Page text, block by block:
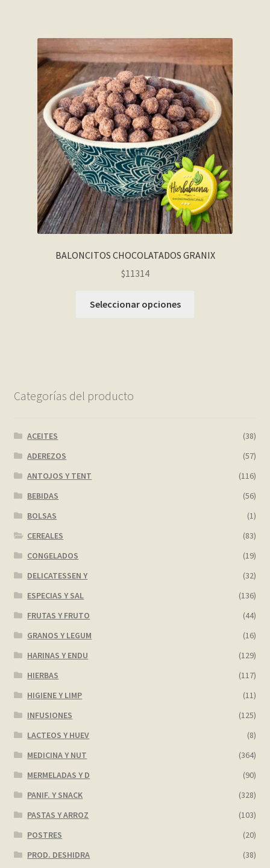
BALONCITOS CHOCOLATADOS GRANIX
$11314
Seleccionar opciones
Categorías del producto
ACEITES
(38)
ADEREZOS
(57)
ANTOJOS Y TENT
(116)
BEBIDAS
(56)
BOLSAS
(1)
CEREALES
(83)
CONGELADOS
(19)
DELICATESSEN Y
(32)
ESPECIAS Y SAL
(136)
FRUTAS Y FRUTO
(44)
GRANOS Y LEGUM
(16)
HARINAS Y ENDU
(129)
HIERBAS
(117)
HIGIENE Y LIMP
(11)
INFUSIONES
(125)
LACTEOS Y HUEV
(8)
MEDICINA Y NUT
(364)
MERMELADAS Y D
(90)
PANIF. Y SNACK
(328)
PASTAS Y ARROZ
(103)
POSTRES
(20)
PROD. DESHIDRA
(38)